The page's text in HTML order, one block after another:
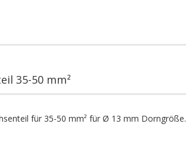
35-50 mm²
für 35-50 mm² für Ø 13 mm Dorngröße.